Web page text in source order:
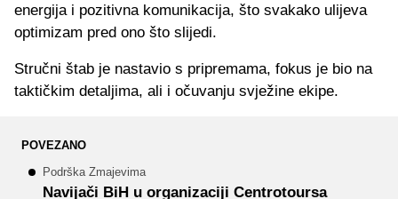
energija i pozitivna komunikacija, što svakako ulijeva
optimizam pred ono što slijedi.
Stručni štab je nastavio s pripremama, fokus je bio na
taktičkim detaljima, ali i očuvanju svježine ekipe.
POVEZANO
Podrška Zmajevima
Navijači BiH u organizaciji Centrotoursa